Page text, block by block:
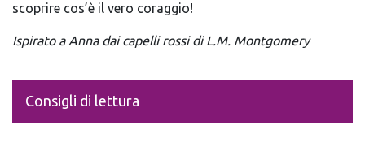
scoprire cos’è il vero coraggio!
Ispirato a Anna dai capelli rossi di L.M. Montgomery
Consigli di lettura